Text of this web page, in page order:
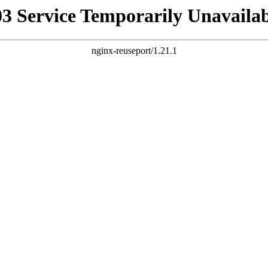
Service Temporarily
nginx-reuseport/1.21.1